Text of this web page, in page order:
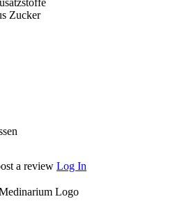
Zucker
a review Log In